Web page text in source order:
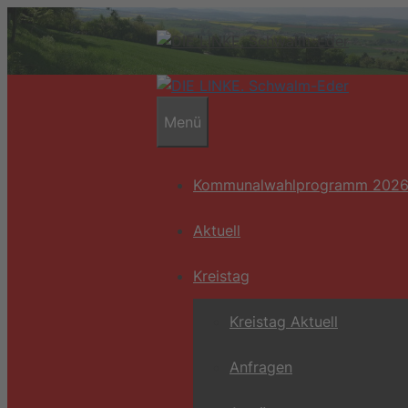
Zum
Inhalt
Menü
Kommunalwahlprogramm 2026
Aktuell
Kreistag
Kreistag Aktuell
Anfragen